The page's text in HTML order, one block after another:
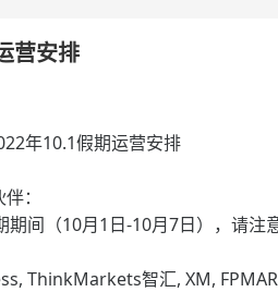
营安排
年10.1假期运营安排
：
期间（10月1日-10月7日），请注
ThinkMarkets智汇, XM,